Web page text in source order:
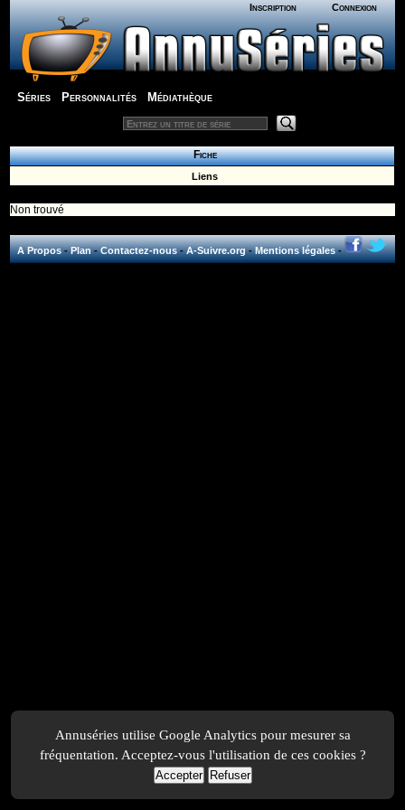
Inscription Connexion
Séries Personnalités Médiathèque
Fiche
Liens
Non trouvé
A Propos-Plan-Contactez-nous-A-Suivre.org-Mentions légales-
Annuséries utilise Google Analytics pour mesurer sa
fréquentation. Acceptez-vous l'utilisation de ces cookies ?
Accepter Refuser